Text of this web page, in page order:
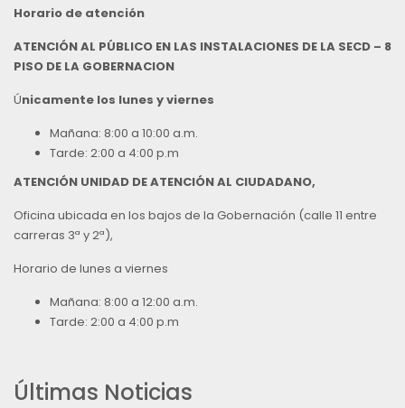
Horario de atención
ATENCIÓN AL PÚBLICO EN LAS INSTALACIONES DE LA SECD – 8
PISO DE LA GOBERNACION
Únicamente los lunes y viernes
Mañana: 8:00 a 10:00 a.m.
Tarde: 2:00 a 4:00 p.m
ATENCIÓN UNIDAD DE ATENCIÓN AL CIUDADANO,
Oficina ubicada en los bajos de la Gobernación (calle 11 entre
carreras 3ª y 2ª),
Horario de lunes a viernes
Mañana: 8:00 a 12:00 a.m.
Tarde: 2:00 a 4:00 p.m
Últimas Noticias